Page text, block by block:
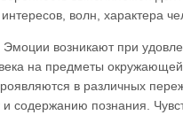
волн, характера
возникают при
на предметы
в различных
содержанию познания.